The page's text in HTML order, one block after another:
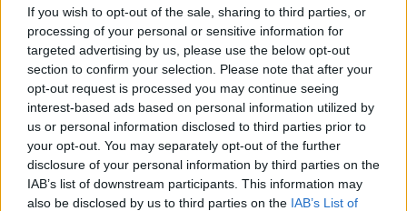
If you wish to opt-out of the sale, sharing to third parties, or
processing of your personal or sensitive information for
targeted advertising by us, please use the below opt-out
section to confirm your selection. Please note that after your
opt-out request is processed you may continue seeing
interest-based ads based on personal information utilized by
us or personal information disclosed to third parties prior to
your opt-out. You may separately opt-out of the further
disclosure of your personal information by third parties on the
IAB’s list of downstream participants. This information may
also be disclosed by us to third parties on the IAB’s List of
kezdetet egy jobb élet felé
RiaRia•2015. április 10.
Úgy vélem, azt hiszitek, hogy "becsavarodtam" egy
kicsit, ennyi lépcsőt hogy lehet végigjárni. A képet
saját magam ösztönzésére tettem fel, mert gyengék
a lábaim, és ha lépcsőzök, bizony megérzem
másnap. A cím sejteti, hogy életmódváltásról is lehet
szó ebben a bejegyzésben. Mindig kerültem a…